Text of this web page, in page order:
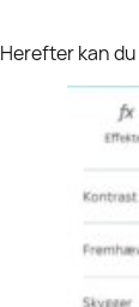
Herefter kan